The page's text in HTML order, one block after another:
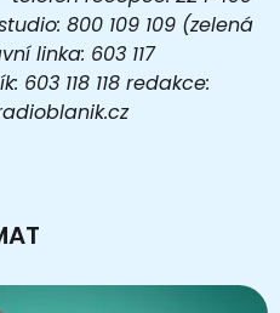
800 109 109 (zelená
linka: 603 117
603 118 118 redakce: